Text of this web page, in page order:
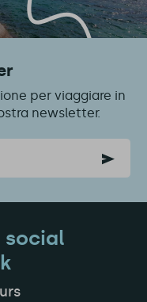
per viaggiare in
newsletter.
social